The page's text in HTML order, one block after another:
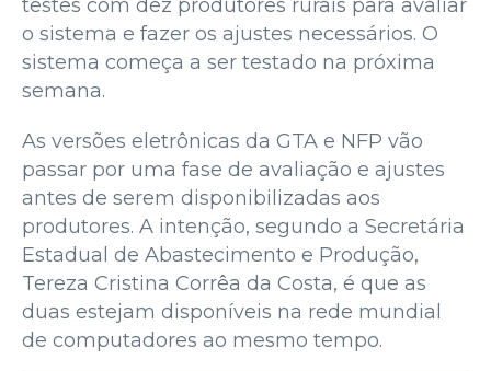
testes com dez produtores rurais para avaliar
o sistema e fazer os ajustes necessários. O
sistema começa a ser testado na próxima
semana.
As versões eletrônicas da GTA e NFP vão
passar por uma fase de avaliação e ajustes
antes de serem disponibilizadas aos
produtores. A intenção, segundo a Secretária
Estadual de Abastecimento e Produção,
Tereza Cristina Corrêa da Costa, é que as
duas estejam disponíveis na rede mundial
de computadores ao mesmo tempo.